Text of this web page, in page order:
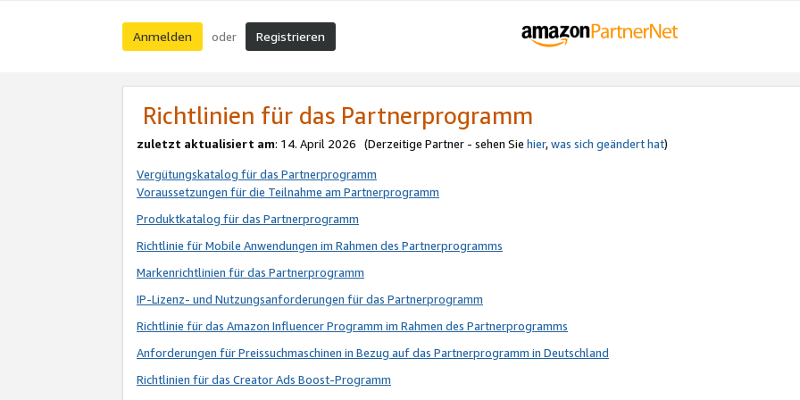
Anmelden oder Registrieren
Richtlinien für das Partnerprogramm
zuletzt aktualisiert am: 14. April 2026 (Derzeitige Partner - sehen Sie hier,was sich geändert hat)
Vergütungskatalog für das Partnerprogramm
Voraussetzungen für die Teilnahme am Partnerprogramm
Produktkatalog für das Partnerprogramm
Richtlinie für Mobile Anwendungen im Rahmen des Partnerprogramms
Markenrichtlinien für das Partnerprogramm
IP-Lizenz- und Nutzungsanforderungen für das Partnerprogramm
Richtlinie für das Amazon Influencer Programm im Rahmen des Partnerprogramms
Anforderungen für Preissuchmaschinen in Bezug auf das Partnerprogramm in Deutschland
Richtlinien für das Creator Ads Boost-Programm